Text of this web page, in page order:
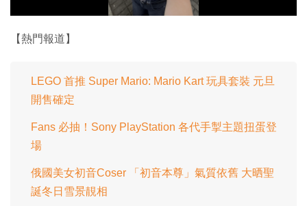
影
【熱門報道】
LEGO 首推 Super Mario: Mario Kart 玩具套裝 元旦
開售確定
Fans 必抽！Sony PlayStation 各代手掣主題扭蛋登
場
俄國美女初音Coser 「初音本尊」氣質依舊 大晒聖
誕冬日雪景靚相